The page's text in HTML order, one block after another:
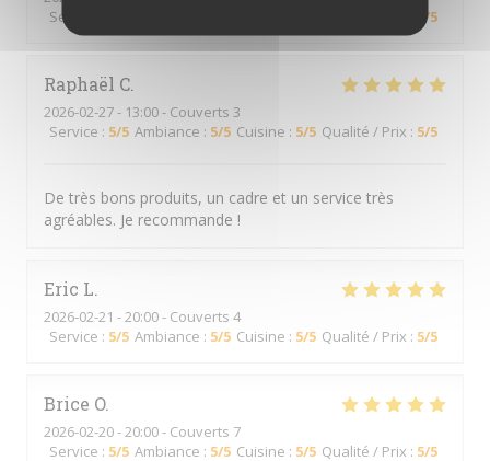
Service
/5
Raphaël C
2026-02-27- 13:00 - Couverts 3
Service : 5/5 Ambiance : 5/5 Cuisine : 5/5 Qualité / Prix : 5/5
De très bons produits, un cadre et un service très
agréables. Je recommande !
Eric L
2026-02-21 - 20:00 - Couverts 4
Service : 5/5 Ambiance : 5/5 Cuisine : 5/5 Qualité / Prix : 5/5
Brice O
2026-02-20- 20:00 - Couverts 7
Service : 5/5 Ambiance : 5/5 Cuisine : 5/5 Qualité / Prix : 5/5